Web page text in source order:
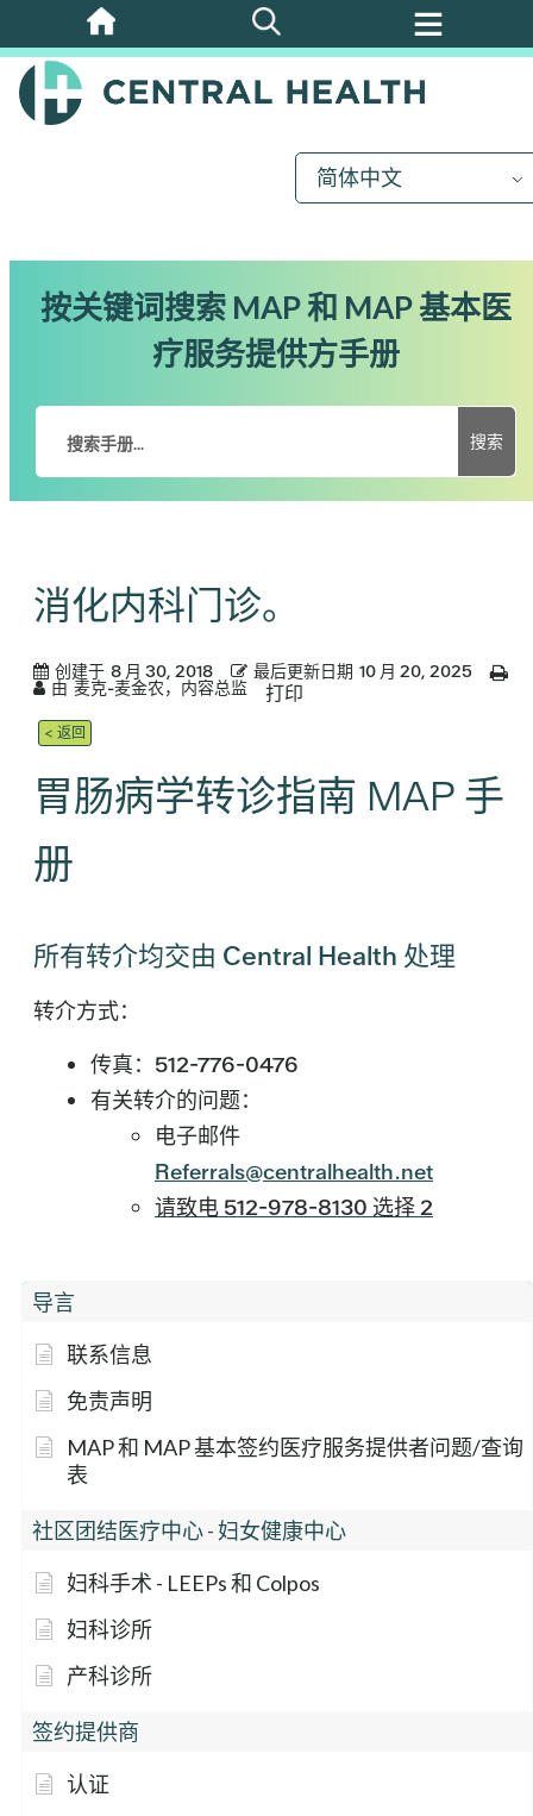
跳
至
主
简体中文
按关键词搜索 MAP 和 MAP 基本医
疗服务提供方手册
搜索
导言
联系信息
免责声明
MAP 和 MAP 基本签约医疗服务提供者问题/查询
表
社区团结医疗中心 - 妇女健康中心
妇科手术 - LEEPs 和 Colpos
妇科诊所
产科诊所
签约提供商
认证
消化内科门诊。
创建于 8 月 30, 2018 最后更新日期 10 月 20, 2025
由 麦克-麦金农，内容总监 打印
< 返回
胃肠病学转诊指南 MAP 手
册
所有转介均交由 Central Health 处理
转介方式：
传真：512-776-0476
有关转介的问题：
电子邮件
Referrals@centralhealth.net
请致电 512-978-8130 选择 2